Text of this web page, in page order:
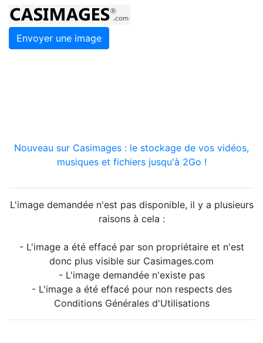
Envoyer une image
Nouveau sur Casimages : le stockage de vos vidéos,
musiques et fichiers jusqu'à 2Go !
L'image demandée n'est pas disponible, il y a plusieurs
raisons à cela :
- L'image a été effacé par son propriétaire et n'est
donc plus visible sur Casimages.com
- L'image demandée n'existe pas
- L'image a été effacé pour non respects des
Conditions Générales d'Utilisations